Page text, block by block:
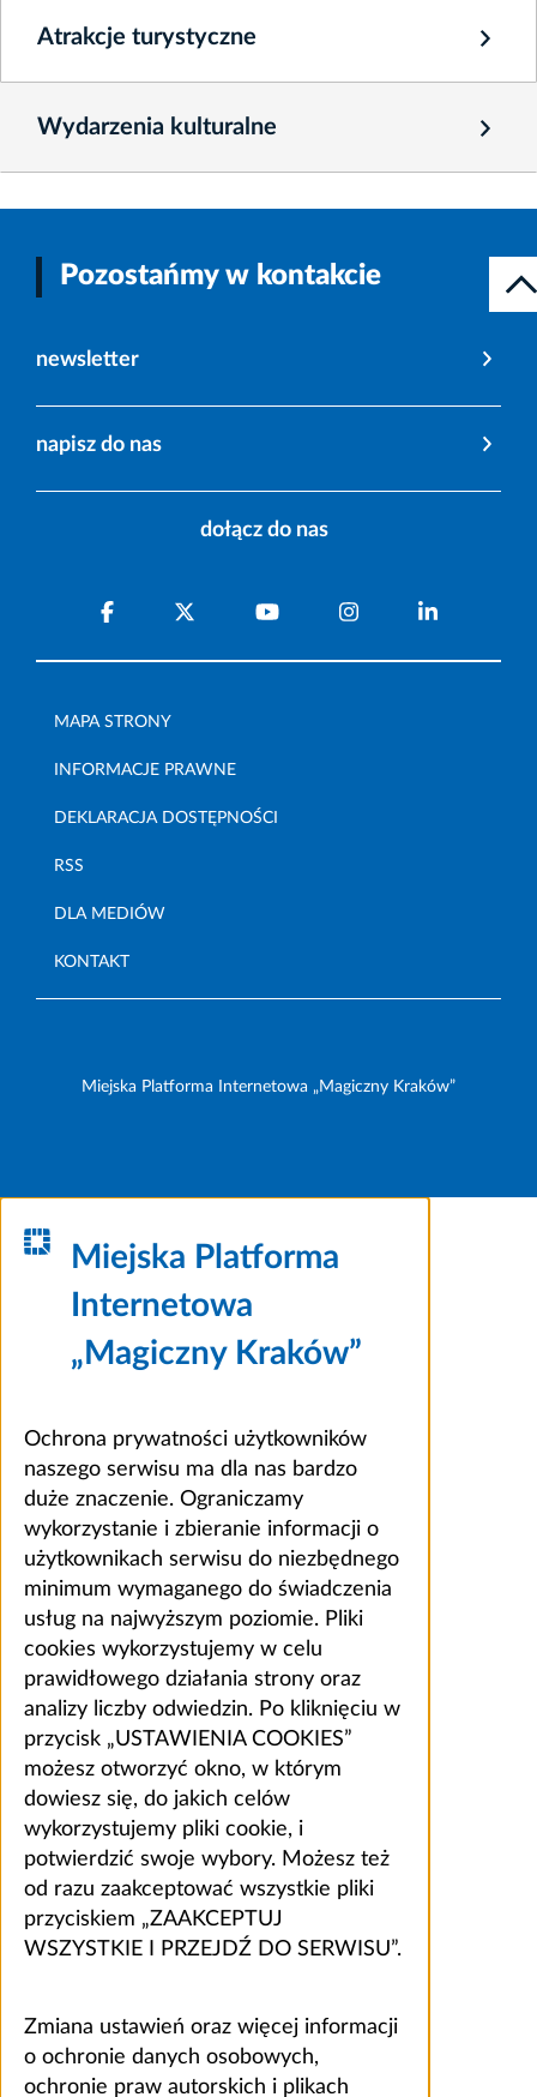
Atrakcje turystyczne
Wydarzenia kulturalne
Pozostańmy w kontakcie
newsletter
napisz do nas
dołącz do nas
MAPA STRONY
INFORMACJE PRAWNE
DEKLARACJA DOSTĘPNOŚCI
RSS
DLA MEDIÓW
KONTAKT
Miejska Platforma Internetowa „Magiczny Kraków”
Miejska Platforma
Internetowa
„Magiczny Kraków”
Ochrona prywatności użytkowników
naszego serwisu ma dla nas bardzo
duże znaczenie. Ograniczamy
wykorzystanie i zbieranie informacji o
użytkownikach serwisu do niezbędnego
minimum wymaganego do świadczenia
usług na najwyższym poziomie. Pliki
cookies wykorzystujemy w celu
prawidłowego działania strony oraz
analizy liczby odwiedzin. Po kliknięciu w
przycisk „USTAWIENIA COOKIES”
możesz otworzyć okno, w którym
dowiesz się, do jakich celów
wykorzystujemy pliki cookie, i
potwierdzić swoje wybory. Możesz też
od razu zaakceptować wszystkie pliki
przyciskiem „ZAAKCEPTUJ
WSZYSTKIE I PRZEJDŹ DO SERWISU”.
Zmiana ustawień oraz więcej informacji
o ochronie danych osobowych,
ochronie praw autorskich i plikach